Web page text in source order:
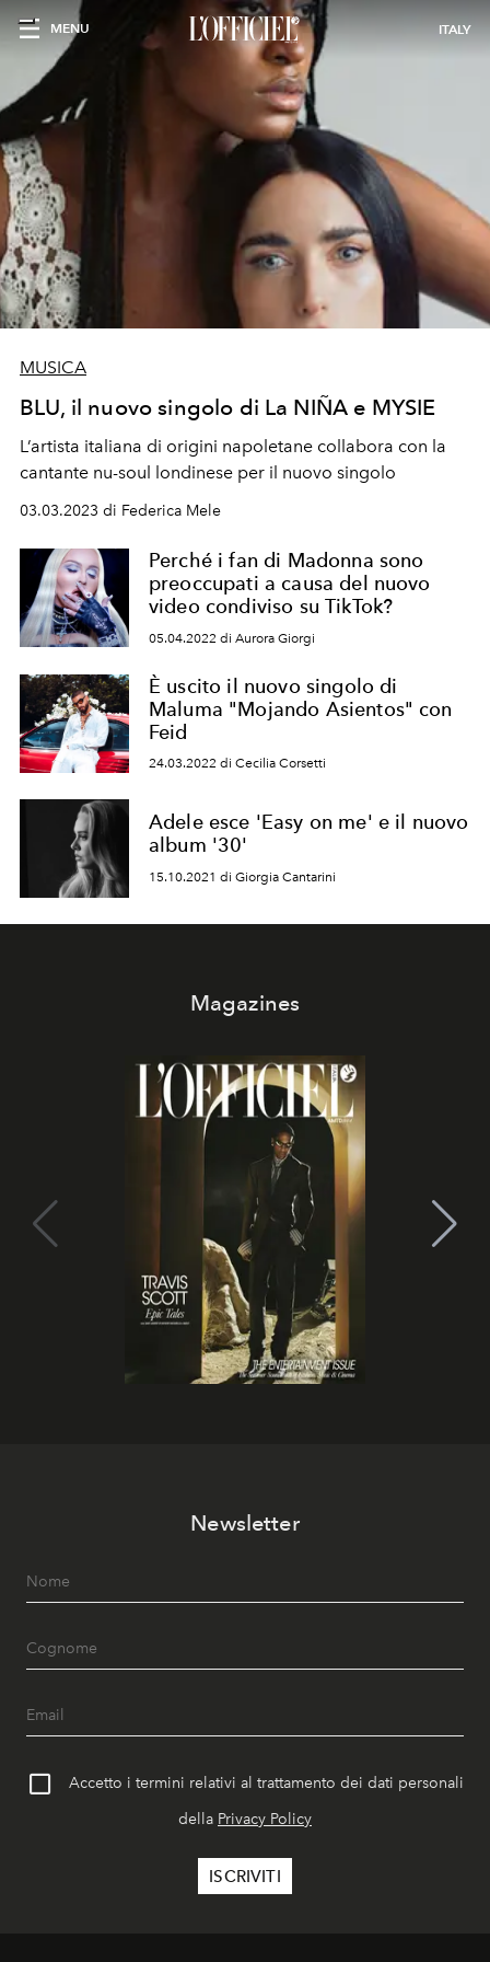
MENU ITALY
MUSICA
BLU, il nuovo singolo di La NIÑA e MYSIE
L’artista italiana di origini napoletane collabora con la
cantante nu-soul londinese per il nuovo singolo
03.03.2023 di Federica Mele
Perché i fan di Madonna sono
preoccupati a causa del nuovo
video condiviso su TikTok?
05.04.2022 di Aurora Giorgi
È uscito il nuovo singolo di
Maluma "Mojando Asientos" con
Feid
24.03.2022 di Cecilia Corsetti
Adele esce 'Easy on me' e il nuovo
album '30'
15.10.2021 di Giorgia Cantarini
Magazines
Newsletter
Accetto i termini relativi al trattamento dei dati personali
della Privacy Policy